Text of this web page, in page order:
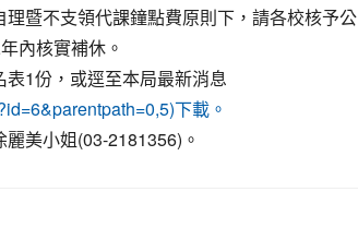
暨不支領代課鐘點費原則下，請各校核予公
內核實補休。
1份，或逕至本局最新消息
下載。
美小姐(03-2181356)。